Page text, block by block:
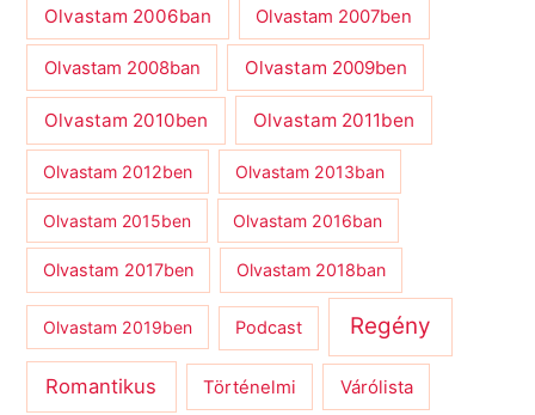
Olvastam 2006ban Olvastam 2007ben
Olvastam 2008ban Olvastam 2009ben
Olvastam 2010ben Olvastam 2011ben
Olvastam 2012ben Olvastam 2013ban
Olvastam 2015ben Olvastam 2016ban
Olvastam 2017ben Olvastam 2018ban
Olvastam 2019ben Podcast Regény
Romantikus Történelmi Várólista